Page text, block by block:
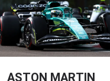
ASTON MARTIN